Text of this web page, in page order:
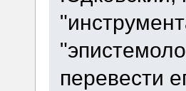
перевести